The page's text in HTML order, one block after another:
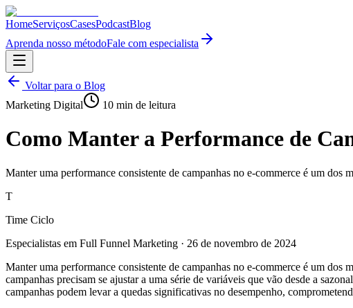
HomeServiçosCasesPodcastBlog
Aprenda nosso métodoFale com especialista
Voltar para o Blog
Marketing Digital
10 min de leitura
Como Manter a Performance de
Manter uma performance consistente de campanhas no e-commerce é um
T
Time Ciclo
Especialistas em Full Funnel Marketing · 26 de novembro de 2024
Manter uma performance consistente de campanhas no e-commerce é um dos
campanhas precisam se ajustar a uma série de variáveis que vão desde a
campanhas podem levar a quedas significativas no desempenho,